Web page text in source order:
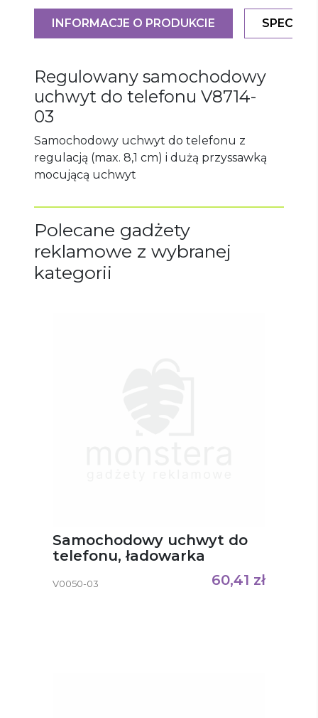
INFORMACJE O PRODUKCIE
Regulowany samochodowy
uchwyt do telefonu V8714-
03
Samochodowy uchwyt do telefonu z
regulacją (max. 8,1 cm) i dużą przyssawką
mocującą uchwyt
Polecane gadżety
reklamowe z wybranej
kategorii
Samochodowy uchwyt do
telefonu, ładowarka
bezprzewodowa 15W Skyler
V0050-03 60,41 zł